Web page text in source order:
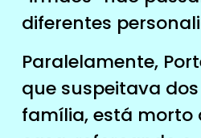
diferentes
Paralelamente,
que suspeitava
família, está morto